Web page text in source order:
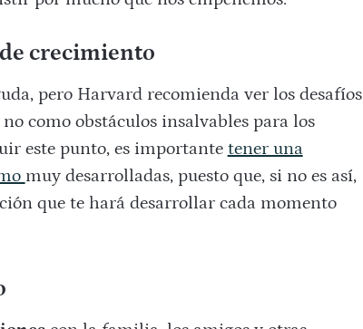
crecimiento
pero Harvard recomienda ver los desafíos
no como obstáculos insalvables para los
este punto, es importante tener una
muy desarrolladas, puesto que, si no es así,
que te hará desarrollar cada momento